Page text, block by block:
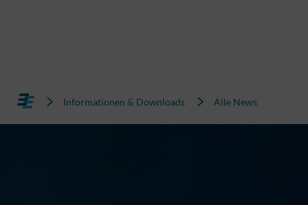
Informationen & Downloads Alle News